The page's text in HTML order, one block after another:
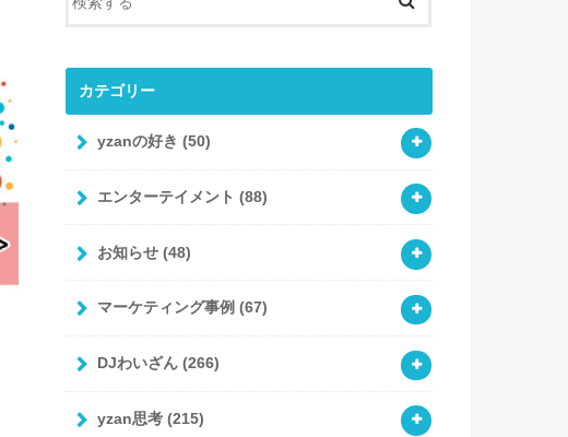
カテゴリー
yzanの好き (50)
エンターテイメント (88)
お知らせ (48)
マーケティング事例 (67)
DJわいざん (266)
yzan思考 (215)